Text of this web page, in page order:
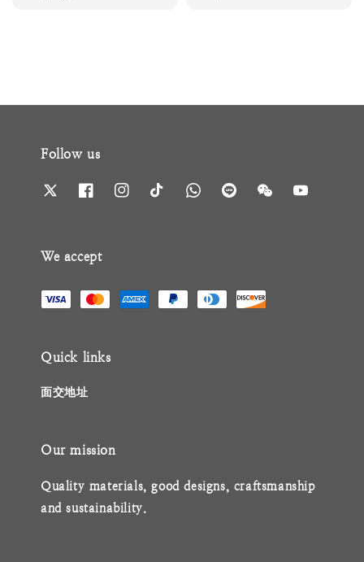
Follow us
We accept
Quick links
面交地址
Our mission
Quality materials, good designs, craftsmanship
and sustainability.